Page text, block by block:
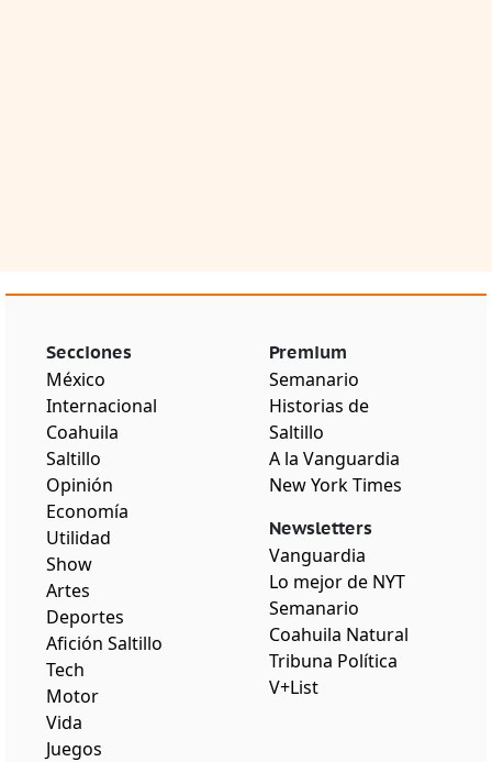
Secciones
México
Internacional
Coahuila
Saltillo
Opinión
Economía
Utilidad
Show
Artes
Deportes
Afición Saltillo
Tech
Motor
Vida
Juegos
Premium
Semanario
Historias de
Saltillo
A la Vanguardia
New York Times
Newsletters
Vanguardia
Lo mejor de NYT
Semanario
Coahuila Natural
Tribuna Política
V+List